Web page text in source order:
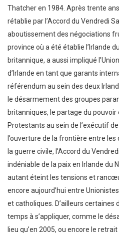
Thatcher en 1984. Après trente
rétablie par l’Accord du Vendredi
aboutissement des négociations
province où a été établie l’Irlande
britannique, a aussi impliqué
d’Irlande en tant que garants
référendum au sein des deux
le désarmement des groupes
britanniques, le partage du
Protestants au sein de l’exécutif
l’ouverture de la frontière entre
la guerre civile, l’Accord du
indéniable de la paix en Irlande du
autant éteint les tensions et
encore aujourd’hui entre
et catholiques. D’ailleurs certaines
temps à s’appliquer, comme le
lieu qu’en 2005, ou encore le